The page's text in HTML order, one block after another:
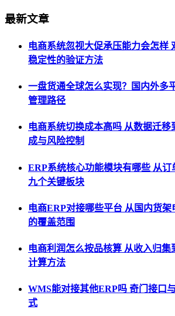
最新文章
电商系统忽视大促承压能力会怎样
稳定性的验证方法
一盘货通全球怎么实现？国内外多
管理路径
电商系统切换成本高吗 从数据迁移
成与风险控制
ERP系统核心功能模块有哪些 从
九个关键板块
电商ERP对接哪些平台 从国内货
的覆盖范围
电商利润怎么按品核算 从收入归集
计算方法
WMS能对接其他ERP吗 奇门接口
式